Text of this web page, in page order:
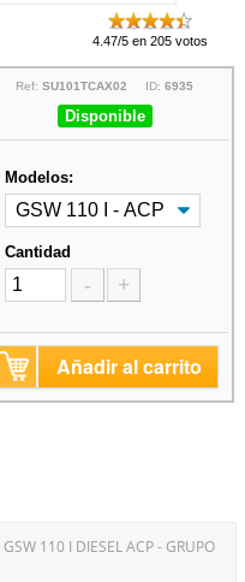
4.47/5 en 205 votos
Ref:SU101TCAX02 ID:6935
Disponible
Modelos:
Cantidad
- +
Añadir al carrito
110 I DIESEL ACP - GRUPO